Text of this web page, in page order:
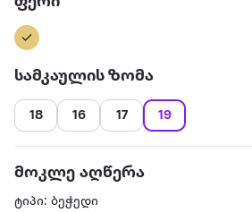
სამკაულის ზომა
18 16 17 19
მოკლე აღწერა
ტიპი: ბეჭედი